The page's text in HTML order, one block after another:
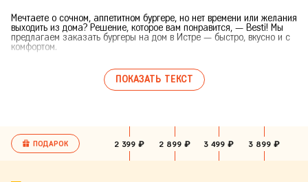
Мечтаете о сочном, аппетитном бургере, но нет времени или желания
выходить из дома? Решение, которое вам понравится, — Besti! Мы
предлагаем заказать бургеры на дом в Истре — быстро, вкусно и с
комфортом.
Почему стоит выбрать бургеры с
доставкой в Besti?
Каждый наш бургер — это маленький шедевр, созданный, чтобы
дарить удовольствие. Ищете лучший гамбургер в Истре? Вы его
нашли!
· Удобство заказа: заказать бургеры дешево с доставкой на дом в
Истре? Пара кликов на сайте или один звонок — заказ уже
ПОКАЗАТЬ ТЕКСТ
ПОДАРОК 2 399 ₽ 2 899 ₽ 3 499 ₽ 3 899 ₽